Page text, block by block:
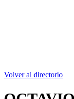
Volver al directorio